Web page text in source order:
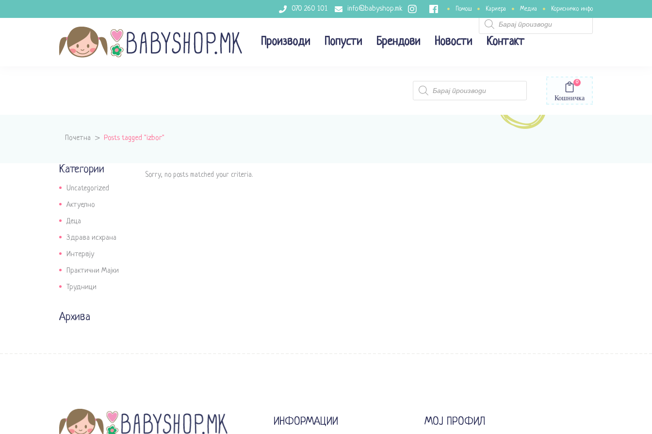
070 260 101 info@babyshop.mk Помош Кариера Медиа Корисничко инфо
Производи Попусти Брендови Новости Контакт
Products
search
Кошничка
0
Products
search
Почетна > Posts tagged "izbor"
Sorry, no posts matched your criteria.
Категории
Uncategorized
Актуелно
Деца
Здрава исхрана
Интервју
Практични Мајки
Трудници
Архива
ИНФОРМАЦИИ МОЈ ПРОФИЛ